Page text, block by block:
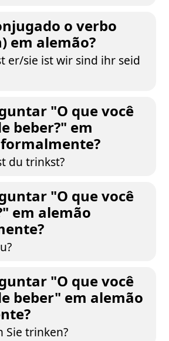
o verbo
em alemão?
er/sie ist wir sind ihr seid
"O que você
beber?" em
du trinkst?
"O que você
em alemão
"O que você
beber" em alemão
Sie trinken?